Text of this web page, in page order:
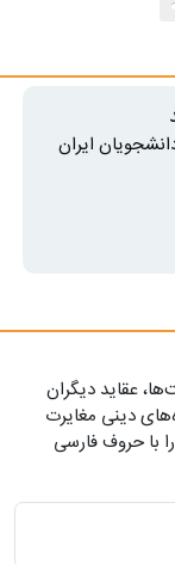
ایران
عقاید دیگران
دینی مغایرت
با حروف فارسی